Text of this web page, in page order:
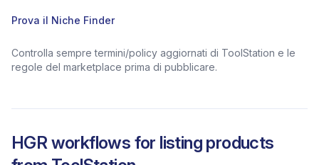
Prova il Niche Finder
Controlla sempre termini/policy aggiornati di ToolStation e le
regole del marketplace prima di pubblicare.
HGR workflows for listing products